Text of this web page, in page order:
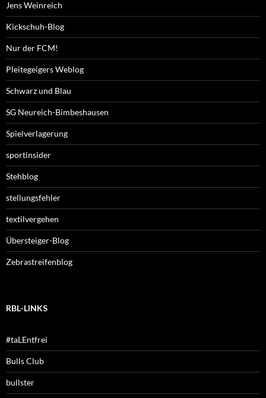
Jens Weinreich
Kickschuh-Blog
Nur der FCM!
Pleitegeigers Weblog
Schwarz und Blau
SG Neureich-Bimbeshausen
Spielverlagerung
sportinsider
Stehblog
stellungsfehler
textilvergehen
Übersteiger-Blog
Zebrastreifenblog
RBL-LINKS
#taLEntfrei
Bulls Club
bullster